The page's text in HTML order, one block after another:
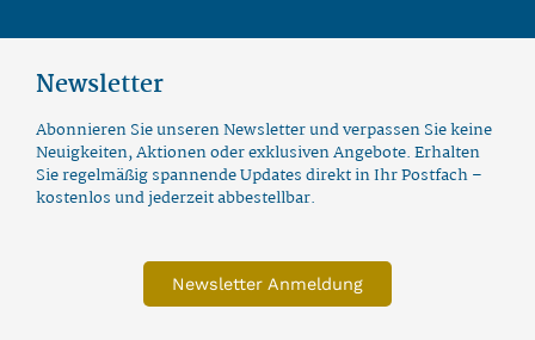
Newsletter
Abonnieren Sie unseren Newsletter und verpassen Sie keine
Neuigkeiten, Aktionen oder exklusiven Angebote. Erhalten
Sie regelmäßig spannende Updates direkt in Ihr Postfach –
kostenlos und jederzeit abbestellbar.
Newsletter Anmeldung